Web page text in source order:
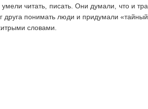
читать, писать. Они думали, что и
друга понимать люди и придумали «тайный
словами.